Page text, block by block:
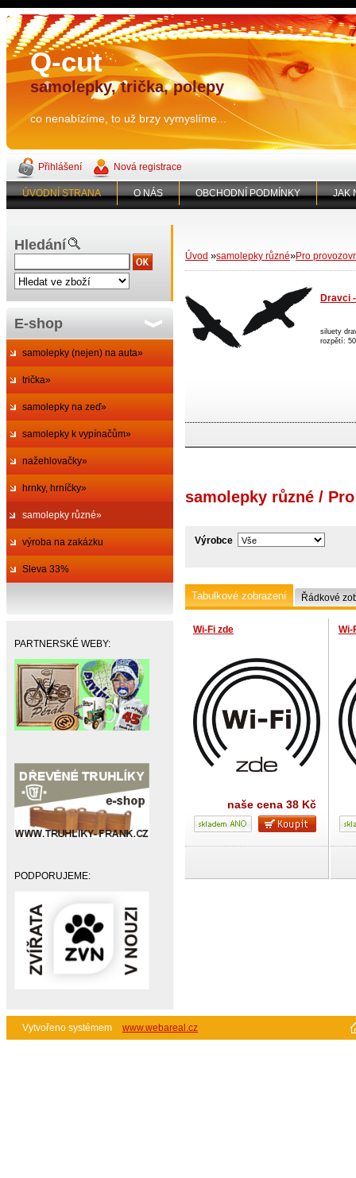
Q-cut
samolepky, trička, polepy
co nenabízíme, to už brzy vymyslíme...
Přihlášení Nová registrace
ÚVODNÍ STRANA O NÁS OBCHODNÍ PODMÍNKY JAK
Hledání
E-shop
samolepky (nejen) na auta»
trička»
samolepky na zeď»
samolepky k vypínačům»
nažehlovačky»
hrnky, hrníčky»
samolepky různé»
výroba na zakázku
Sleva 33%
PARTNERSKÉ WEBY:
PODPORUJEME:
Úvod »samolepky různé»Pro
Dravci
siluety
rozpětí:
samolepky různé /
Výrobce
Tabulkové zobrazení Řádkové
Wi-Fi zde
naše cena 38 Kč
Wi-
Vytvořeno systémem www.webareal.cz